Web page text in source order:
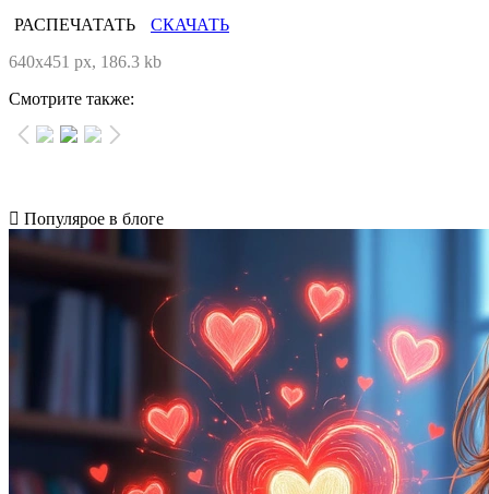
РАСПЕЧАТАТЬ
СКАЧАТЬ
640x451 px, 186.3 kb
Смотрите также:
Популярое в блоге